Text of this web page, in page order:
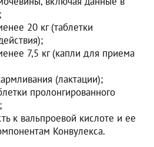
20 кг (таблетки
7,5 кг (капли для приема
(лактации);
пролонгированного
к вальпроевой кислоте и ее
Конвулекса.